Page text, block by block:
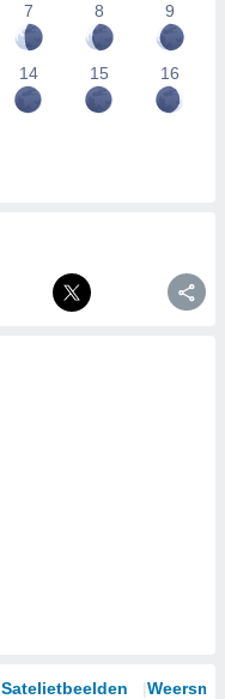
7 8 9
14 15 16
Satelietbeelden